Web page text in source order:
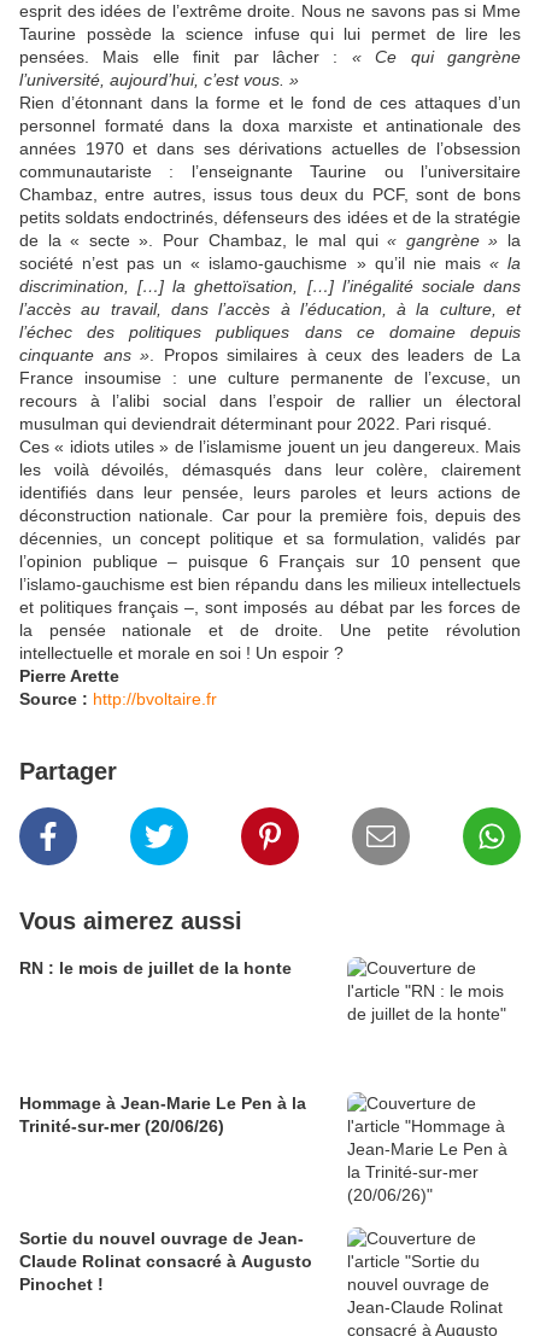
esprit des idées de l’extrême droite. Nous ne savons pas si Mme
Taurine possède la science infuse qui lui permet de lire les
pensées. Mais elle finit par lâcher : « Ce qui gangrène
l’université, aujourd’hui, c’est vous. »
Rien d’étonnant dans la forme et le fond de ces attaques d’un
personnel formaté dans la doxa marxiste et antinationale des
années 1970 et dans ses dérivations actuelles de l’obsession
communautariste : l’enseignante Taurine ou l’universitaire
Chambaz, entre autres, issus tous deux du PCF, sont de bons
petits soldats endoctrinés, défenseurs des idées et de la stratégie
de la « secte ». Pour Chambaz, le mal qui« gangrène » la
société n’est pas un « islamo-gauchisme » qu’il nie mais « la
discrimination, […] la ghettoïsation, […] l’inégalité sociale dans
l’accès au travail, dans l’accès à l’éducation, à la culture, et
l’échec des politiques publiques dans ce domaine depuis
cinquante ans » . Propos similaires à ceux des leaders de La
France insoumise : une culture permanente de l’excuse, un
recours à l’alibi social dans l’espoir de rallier un électoral
musulman qui deviendrait déterminant pour 2022. Pari risqué.
Ces « idiots utiles » de l’islamisme jouent un jeu dangereux. Mais
les voilà dévoilés, démasqués dans leur colère, clairement
identifiés dans leur pensée, leurs paroles et leurs actions de
déconstruction nationale. Car pour la première fois, depuis des
décennies, un concept politique et sa formulation, validés par
l’opinion publique – puisque 6 Français sur 10 pensent que
l’islamo-gauchisme est bien répandu dans les milieux intellectuels
et politiques français –, sont imposés au débat par les forces de
la pensée nationale et de droite. Une petite révolution
intellectuelle et morale en soi ! Un espoir ?
Pierre Arette
Source : http://bvoltaire.fr
Partager
Vous aimerez aussi
RN : le mois de juillet de la honte
Hommage à Jean-Marie Le Pen à la
Trinité-sur-mer (20/06/26)
Sortie du nouvel ouvrage de Jean-
Claude Rolinat consacré à Augusto
Pinochet !